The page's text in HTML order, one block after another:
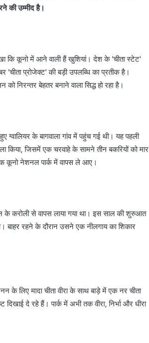
की उम्मीद है।
कि कूनो में आने वाली हैं खुशियां। देश के 'चीता स्टेट'
प्रोजेक्ट' की बड़ी उपलब्धि का प्रतीक है।
निरन्तर बेहतर बनाने वाला सिद्ध हो रहा है।
ग्वालियर के बागवाला गांव में पहुंच गई थी। यह पहली
किया, जिसमें एक चरवाहे के सामने तीन बकरियों को मार
कूनो नेशनल पार्क में वापस ले आए।
के करोली से वापस लाया गया था। इस साल की शुरुआत
बाहर रहने के दौरान उसने एक नीलगाय का शिकार
लिए मादा चीता वीरा के साथ बाड़े में एक नर चीता
दे रहे हैं। पार्क में अभी तक वीरा, निर्भा और धीरा